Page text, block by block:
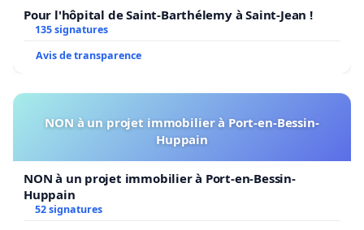
Pour l'hôpital de Saint-Barthélemy à Saint-Jean !
135 signatures
Avis de transparence
NON à un projet immobilier à Port-en-Bessin-
Huppain
NON à un projet immobilier à Port-en-Bessin-
Huppain
52 signatures